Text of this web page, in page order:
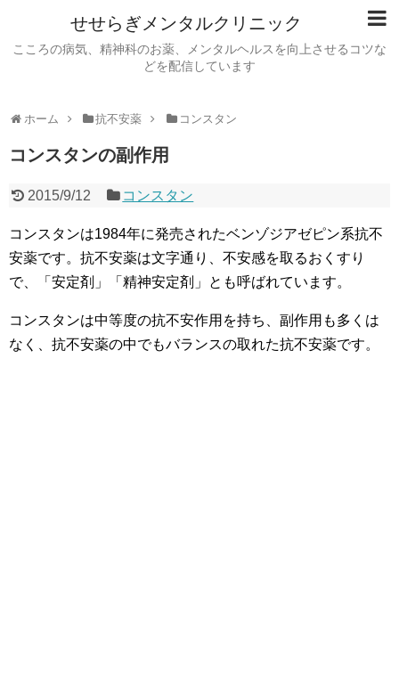
せせらぎメンタルクリニック
こころの病気、精神科のお薬、メンタルヘルスを向上させるコツな
どを配信しています
ホーム 抗不安薬 コンスタン
コンスタンの副作用
2015/9/12 コンスタン
コンスタンは1984年に発売されたベンゾジアゼピン系抗不
安薬です。抗不安薬は文字通り、不安感を取るおくすり
で、「安定剤」「精神安定剤」とも呼ばれています。
コンスタンは中等度の抗不安作用を持ち、副作用も多くは
なく、抗不安薬の中でもバランスの取れた抗不安薬です。